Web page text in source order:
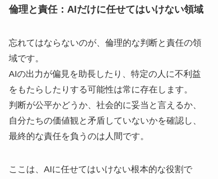
倫理と責任：AIだけに任せてはいけない領域
忘れてはならないのが、倫理的な判断と責任の領
域です。
AIの出力が偏見を助長したり、特定の人に不利益
をもたらしたりする可能性は常に存在します。
判断が公平かどうか、社会的に妥当と言えるか、
自分たちの価値観と矛盾していないかを確認し、
最終的な責任を負うのは人間です。
ここは、AIに任せてはいけない根本的な役割で